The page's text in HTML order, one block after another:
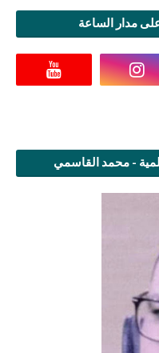
مدار الساعة
- محمد القاسمي